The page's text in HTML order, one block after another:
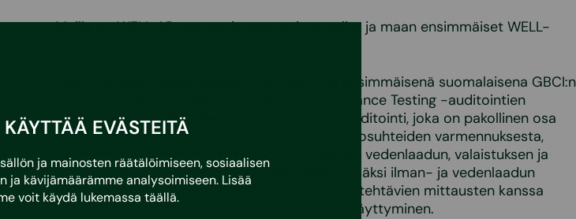
EVÄSTEITÄ
ja mainosten räätälöimiseen, sosiaalisen
ja kävijämäärämme analysoimiseen. Lisää
voit käydä lukemassa täällä.
Meillä on WELL AP -pätevöityneet asiantuntijat ja maan ensimmäiset WELL-
Olemme laajentaneet palvelutarjontaamme ensimmäisenä suomalaisena GBCI:n
auktorisoimana toimijana myös WELL Performance Testing -auditointien
suorittamiseen. WELL Performance Testing -auditointi, joka on pakollinen osa
sertifiointia, koostuu kokonaisvaltaisesta sisäolosuhteiden varmennuksesta,
sisältäen mm. ilmanlaadun, lämpöolosuhteiden, vedenlaadun, valaistuksen ja
tila-akustiikan mittaukset. Auditointi sisältää lisäksi ilman- ja vedenlaadun
laboratoriokokeet, joilla yhdessä paikan päällä tehtävien mittausten kanssa
varmistetaan WELL-kriteeristön vaatimusten täyttyminen.